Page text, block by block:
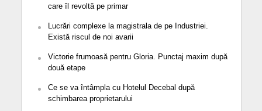
care îl revoltă pe primar
Lucrări complexe la magistrala de pe Industriei.
Există riscul de noi avarii
Victorie frumoasă pentru Gloria. Punctaj maxim după
două etape
Ce se va întâmpla cu Hotelul Decebal după
schimbarea proprietarului